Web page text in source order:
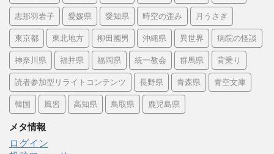
志那羽岩子 愛媛県 愛知県 時空の歪み 月うさぎ
東京都 東北地方 柳田國男 沖縄県 異世界 病院の怪談
神奈川県 福井県 福岡県 統一教会 群馬県 背乗り
読者参加型リライトコンテンツ 長野県 青森県 青空文庫
韓国 風習 高知県 鳥取県 鹿児島県
メタ情報
ログイン